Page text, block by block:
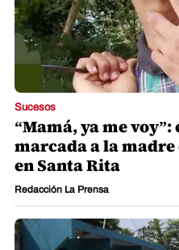
Sucesos
“Mamá, ya me
marcada a la
en Santa Rita
Redacción La Prensa